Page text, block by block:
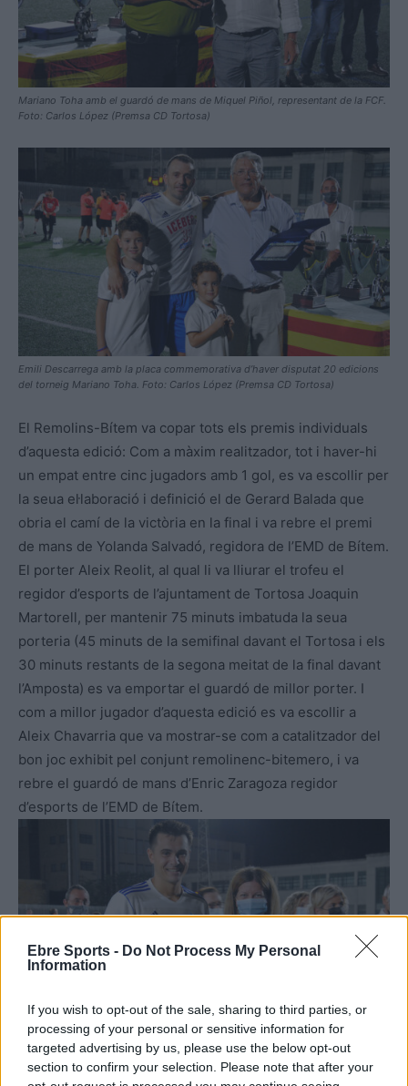
Ebre Sports - Do Not Process My Personal
Information
If you wish to opt-out of the sale, sharing to third parties, or
processing of your personal or sensitive information for
targeted advertising by us, please use the below opt-out
section to confirm your selection. Please note that after your
Mariano Toha amb el guardó de mans de Miquel Piñol, representant de la FCF.
Foto: Carlos López (Premsa CD Tortosa)
Emili Descarrega amb la placa commemorativa d’haver disputat 20 edicions
del torneig Mariano Toha. Foto: Carlos López (Premsa CD Tortosa)
El Remolins-Bítem va copar tots els premis individuals
d’aquesta edició: Com a màxim realitzador, tot i haver-hi
un empat entre cinc jugadors amb 1 gol, es va escollir per
la seua el·laboració i definició el de Gerard Balada que
obria el camí de la victòria en la final i va rebre el premi
de mans de Yolanda Salvadó, regidora de l’EMD de Bítem.
El porter Aleix Reolit, al qual li va lliurar el trofeu el
regidor d’esports de l’ajuntament de Tortosa Joaquin
Martorell, per mantenir 75 minuts imbatuda la seua
porteria (45 minuts de la semifinal davant el Tortosa i els
30 minuts restants de la segona meitat de la final davant
l’Amposta) es va emportar el guardó de millor porter. I
com a millor jugador d’aquesta edició es va escollir a
Aleix Chavarria que va mostrar-se com a catalitzador del
bon joc exhibit pel conjunt remolinenc-bitemero, i va
rebre el guardó de mans d’Enric Zaragoza regidor
d’esports de l’EMD de Bítem.
El remolinenc Gerard Balada, amb el guardó de ‘pitxixi’ de la 48a. edició. Foto:
Carlos López (Premsa CD Tortosa)